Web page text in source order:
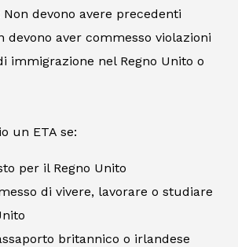
devono avere precedenti
devono aver commesso violazioni
immigrazione nel Regno Unito o
un ETA se:
per il Regno Unito
di vivere, lavorare o studiare
britannico o irlandese